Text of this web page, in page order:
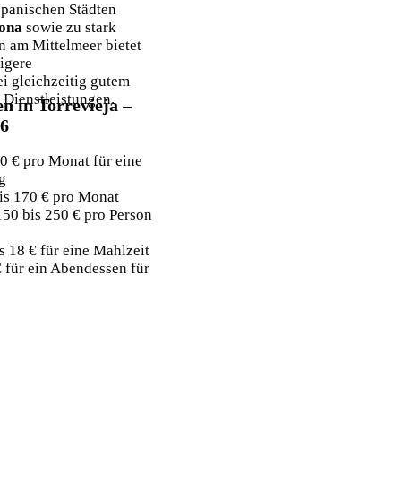
Städten
sowie zu stark
am Mittelmeer bietet
gleichzeitig gutem
in Torrevieja –
€ pro Monat für eine
170 € pro Monat
bis 250 € pro Person
18 € für eine Mahlzeit
ein Abendessen für